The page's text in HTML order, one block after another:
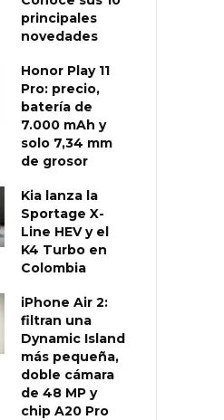
principales
novedades
Honor Play 11
Pro: precio,
batería de
7.000 mAh y
solo 7,34 mm
de grosor
Kia lanza la
Sportage X-
Line HEV y el
K4 Turbo en
Colombia
iPhone Air 2:
filtran una
Dynamic Island
más pequeña,
doble cámara
de 48 MP y
chip A20 Pro